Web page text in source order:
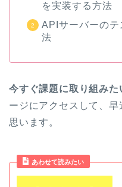
を実装する方法
APIサーバーの
法
今すぐ課題に取り組みた
ージにアクセスして、
思います。
あわせて読みたい